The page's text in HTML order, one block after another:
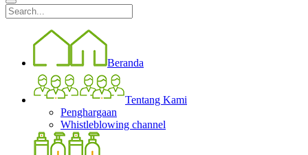
Beranda
Tentang Kami
Penghargaan
Whistleblowing channel